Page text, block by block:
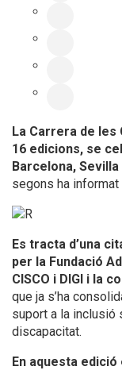
La Carrera de les
16 edicions, se
Barcelona,
segons ha informat
Es tracta d’una
per la Fundació
CISCO i DIGI i la
que ja s’ha
suport a la inclusió
discapacitat.
En aquesta